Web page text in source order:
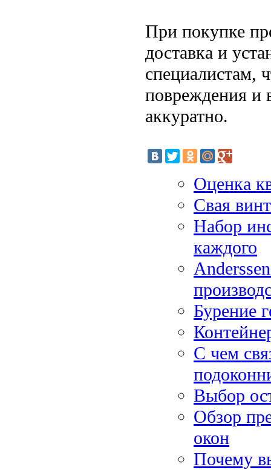
При покупке
доставка и
специалистам,
повреждения и
аккуратно.
Оценка
Свая
Набор
каждого
Бурение
С чем
Выбор
Обзор
окон
Почему